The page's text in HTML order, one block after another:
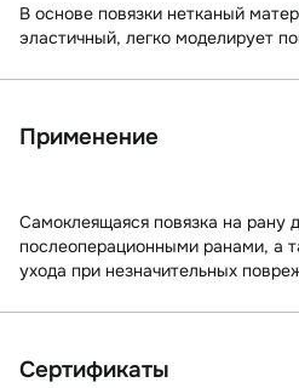
В основе повязки нетканый
эластичный, легко моделирует
Применение
Самоклеящаяся повязка на рану
послеоперационными ранами, а
ухода при незначительных
Сертификаты